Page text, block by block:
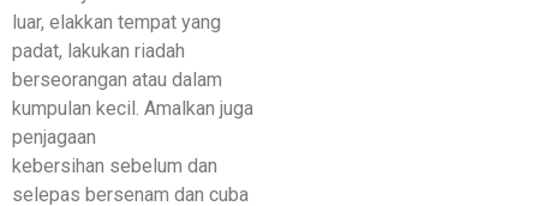
luar, elakkan tempat yang
padat, lakukan riadah
berseorangan atau dalam
kumpulan kecil. Amalkan juga
penjagaan
kebersihan sebelum dan
selepas bersenam dan cuba